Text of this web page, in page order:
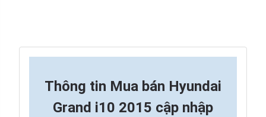
Thông tin Mua bán Hyundai
Grand i10 2015 cập nhập